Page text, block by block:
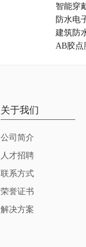
智能穿
防水电
建筑防
AB胶点
关于我们
公司简介
人才招聘
联系方式
荣誉证书
解决方案